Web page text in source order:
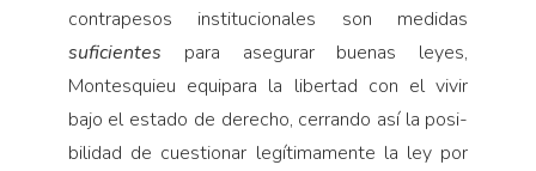
contrapesos institucionales son medidas
suficientes para asegurar buenas leyes,
Montesquieu equipara la libertad con el vivir
bajo el estado de derecho, cerrando así la posi­
bilidad de cuestionar legítimamente la ley por